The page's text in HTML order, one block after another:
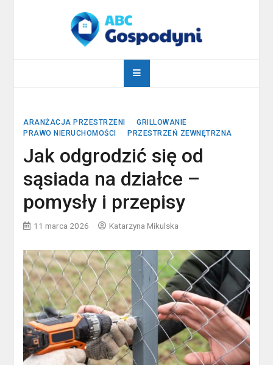
abcgospodyni.pl
ARANŻACJA PRZESTRZENI
GRILLOWANIE
PRAWO NIERUCHOMOŚCI
PRZESTRZEŃ ZEWNĘTRZNA
Jak odgrodzić się od
sąsiada na działce –
pomysły i przepisy
11 marca 2026 Katarzyna Mikulska